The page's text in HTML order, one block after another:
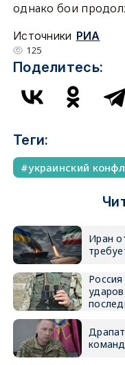
однако бои
Источники РИА
125
Поделитесь:
Теги:
украинский
Иран